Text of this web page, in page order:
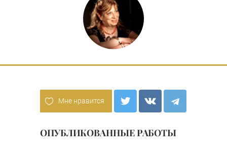
Мне нравится
ОПУБЛИКОВАННЫЕ РАБОТЫ